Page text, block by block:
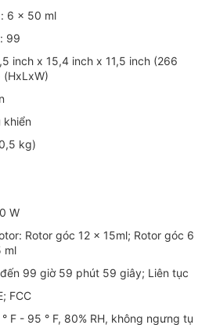
6 x 50 ml
99
inch x 15,4 inch x 11,5 inch (266
(HxLxW)
khiển
kg)
W
Rotor góc 12 x 15ml; Rotor góc 6
ml
99 giờ 59 phút 59 giây; Liên tục
FCC
F - 95 ° F, 80% RH, không ngưng tụ